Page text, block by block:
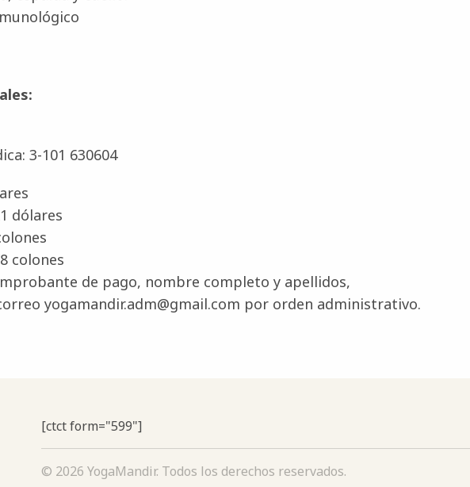
3-101 630604
dólares
colones
de pago, nombre completo y apellidos,
yogamandir.adm@gmail.com por orden administrativo.
[ctct form="599"]
© 2026 YogaMandir. Todos los derechos reservados.